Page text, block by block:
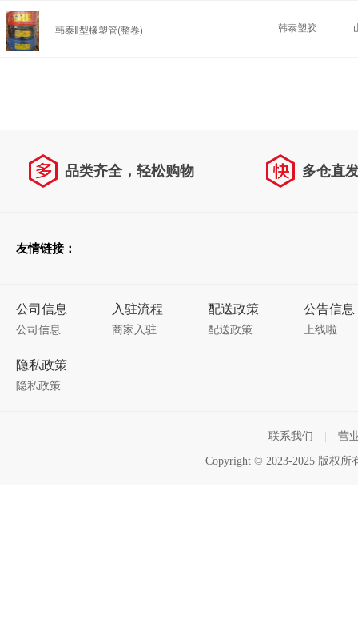
韩泰Ⅱ型橡塑管(整卷) 韩泰塑胶
品类齐全，轻松购物 多仓直
友情链接：
公司信息
公司信息
入驻流程
商家入驻
配送政策
配送政策
公告信息
上线啦
隐私政策
隐私政策
联系我们 营
Copyright © 2023-2025 版权所